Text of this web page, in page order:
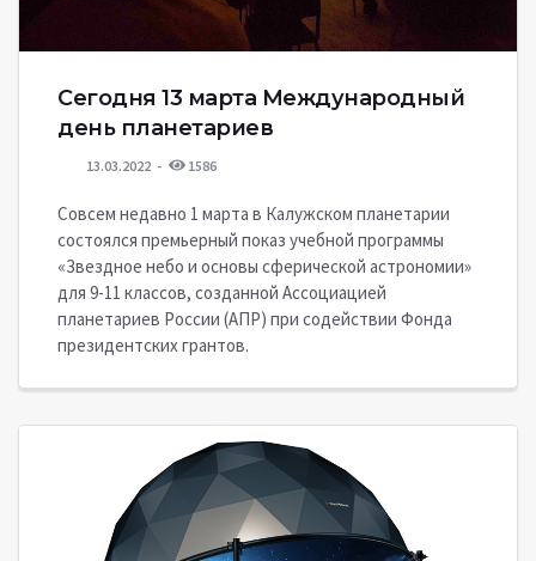
Сегодня 13 марта Международный
день планетариев
13.03.2022 1586
Совсем недавно 1 марта в Калужском планетарии
состоялся премьерный показ учебной программы
«Звездное небо и основы сферической астрономии»
для 9-11 классов, созданной Ассоциацией
планетариев России (АПР) при содействии Фонда
президентских грантов.